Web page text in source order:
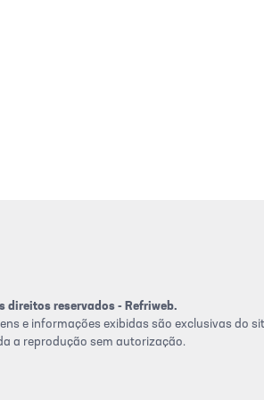
direitos reservados - Refriweb.
e informações exibidas são exclusivas do
a reprodução sem autorização.